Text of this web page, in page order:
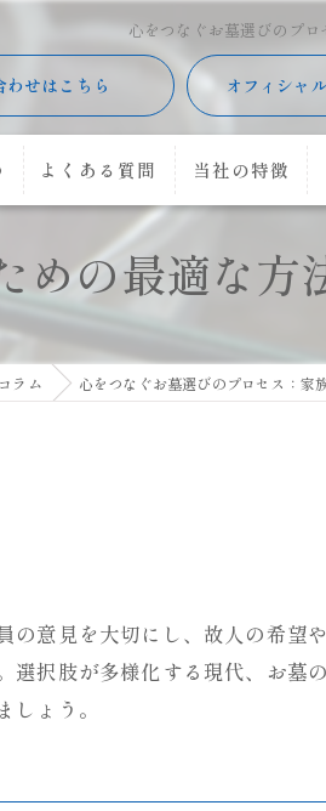
心をつなぐお墓選びのプ
わせはこちら オフィシャ
よくある質問 当社の特徴
樹木葬
コーキング
めの最適な方
コラム 心をつなぐお墓選びのプロセス：家
意見を大切にし、故人の希望
選択肢が多様化する現代、お墓
ょう。